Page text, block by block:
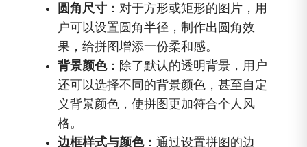
圆角尺寸 ：对于方形或矩形的图片，用
户可以设置圆角半径，制作出圆角效
果，给拼图增添一份柔和感。
背景颜色：除了默认的透明背景，用户
还可以选择不同的背景颜色，甚至自定
义背景颜色，使拼图更加符合个人风
格。
边框样式与颜色：通过设置拼图的边